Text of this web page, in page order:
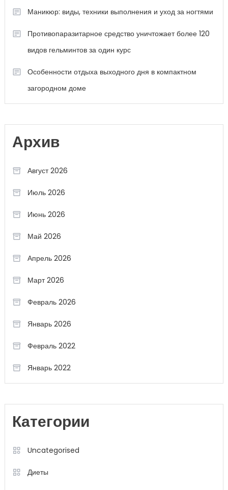
Маникюр: виды, техники выполнения и уход за ногтями
Противопаразитарное средство уничтожает более 120
видов гельминтов за один курс
Особенности отдыха выходного дня в компактном
загородном доме
Архив
Август 2026
Июль 2026
Июнь 2026
Май 2026
Апрель 2026
Март 2026
Февраль 2026
Январь 2026
Февраль 2022
Январь 2022
Категории
Uncategorised
Диеты